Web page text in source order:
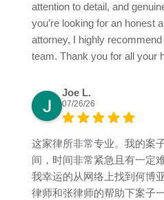
attention to detail, and
you’re looking for an honest
attorney, I highly
team. Thank you for all your
Joe L.
07/26/26
这家律所非常专业。我的案
间，时间非常紧急且有一定
我幸运的从网络上找到何博
律师和张律师的帮助下案子